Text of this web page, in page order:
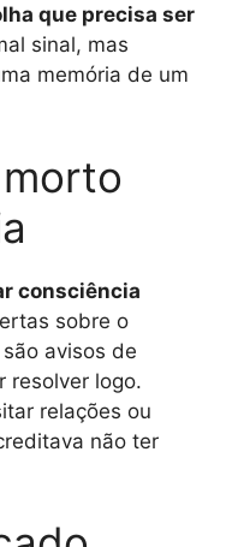
que precisa ser
sinal, mas
memória de um
consciência
sobre o
avisos de
resolver logo.
relações ou
não ter